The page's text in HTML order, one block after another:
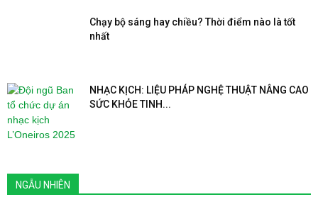
Chạy bộ sáng hay chiều? Thời điểm nào là tốt
nhất
NHẠC KỊCH: LIỆU PHÁP NGHỆ THUẬT NÂNG CAO
SỨC KHỎE TINH...
NGẪU NHIÊN